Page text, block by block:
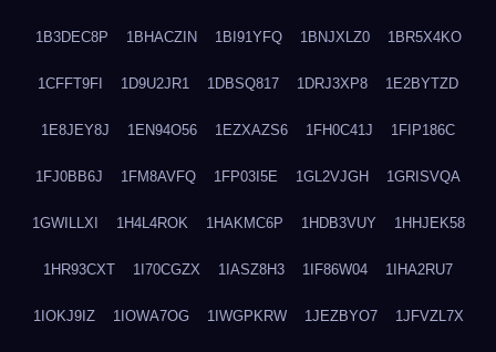
1B3DEC8P 1BHACZIN 1BI91YFQ 1BNJXLZ0 1BR5X4KO
1CFFT9FI 1D9U2JR1 1DBSQ817 1DRJ3XP8 1E2BYTZD
1E8JEY8J 1EN94O56 1EZXAZS6 1FH0C41J 1FIP186C
1FJ0BB6J 1FM8AVFQ 1FP03I5E 1GL2VJGH 1GRISVQA
1GWILLXI 1H4L4ROK 1HAKMC6P 1HDB3VUY 1HHJEK58
1HR93CXT 1I70CGZX 1IASZ8H3 1IF86W04 1IHA2RU7
1IOKJ9IZ 1IOWA7OG 1IWGPKRW 1JEZBYO7 1JFVZL7X